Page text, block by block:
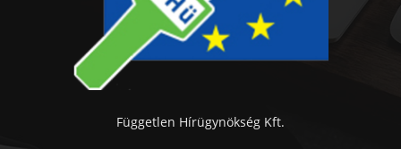
Független Hírügynökség Kft.